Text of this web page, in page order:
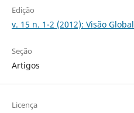
Edição
v. 15 n. 1-2 (2012): Visão Global
Seção
Artigos
Licença